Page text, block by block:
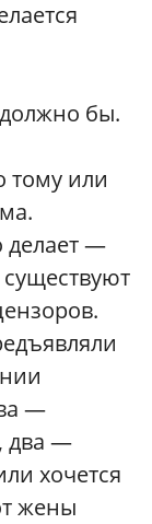
бы.
тому или
делает —
—
два —
хочется
жены